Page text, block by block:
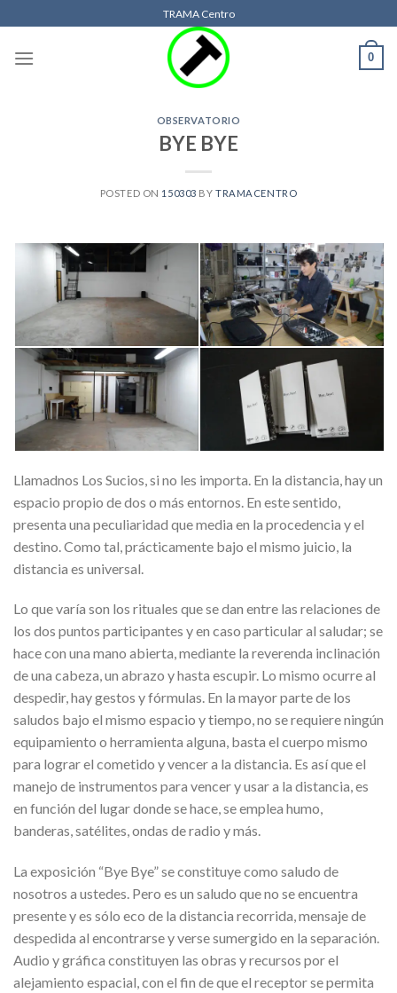
to
content
TRAMA Centro
0
OBSERVATORIO
BYE BYE
POSTED ON 150303 BYTRAMACENTRO
Llamadnos Los Sucios, si no les importa. En la distancia, hay un
espacio propio de dos o más entornos. En este sentido,
presenta una peculiaridad que media en la procedencia y el
destino. Como tal, prácticamente bajo el mismo juicio, la
distancia es universal.
Lo que varía son los rituales que se dan entre las relaciones de
los dos puntos participantes y en caso particular al saludar; se
hace con una mano abierta, mediante la reverenda inclinación
de una cabeza, un abrazo y hasta escupir. Lo mismo ocurre al
despedir, hay gestos y fórmulas. En la mayor parte de los
saludos bajo el mismo espacio y tiempo, no se requiere ningún
equipamiento o herramienta alguna, basta el cuerpo mismo
para lograr el cometido y vencer a la distancia. Es así que el
manejo de instrumentos para vencer y usar a la distancia, es
en función del lugar donde se hace, se emplea humo,
banderas, satélites, ondas de radio y más.
La exposición “Bye Bye” se constituye como saludo de
nosotros a ustedes. Pero es un saludo que no se encuentra
presente y es sólo eco de la distancia recorrida, mensaje de
despedida al encontrarse y verse sumergido en la separación.
Audio y gráfica constituyen las obras y recursos por el
alejamiento espacial, con el fin de que el receptor se permita